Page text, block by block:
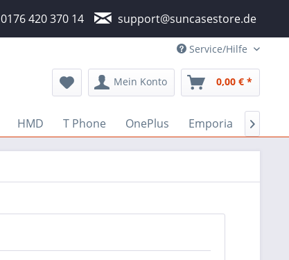
0176 420 370 14 support@suncasestore.de
Service/Hilfe
Mein Konto 0,00 € *
HMD T Phone OnePlus Emporia 